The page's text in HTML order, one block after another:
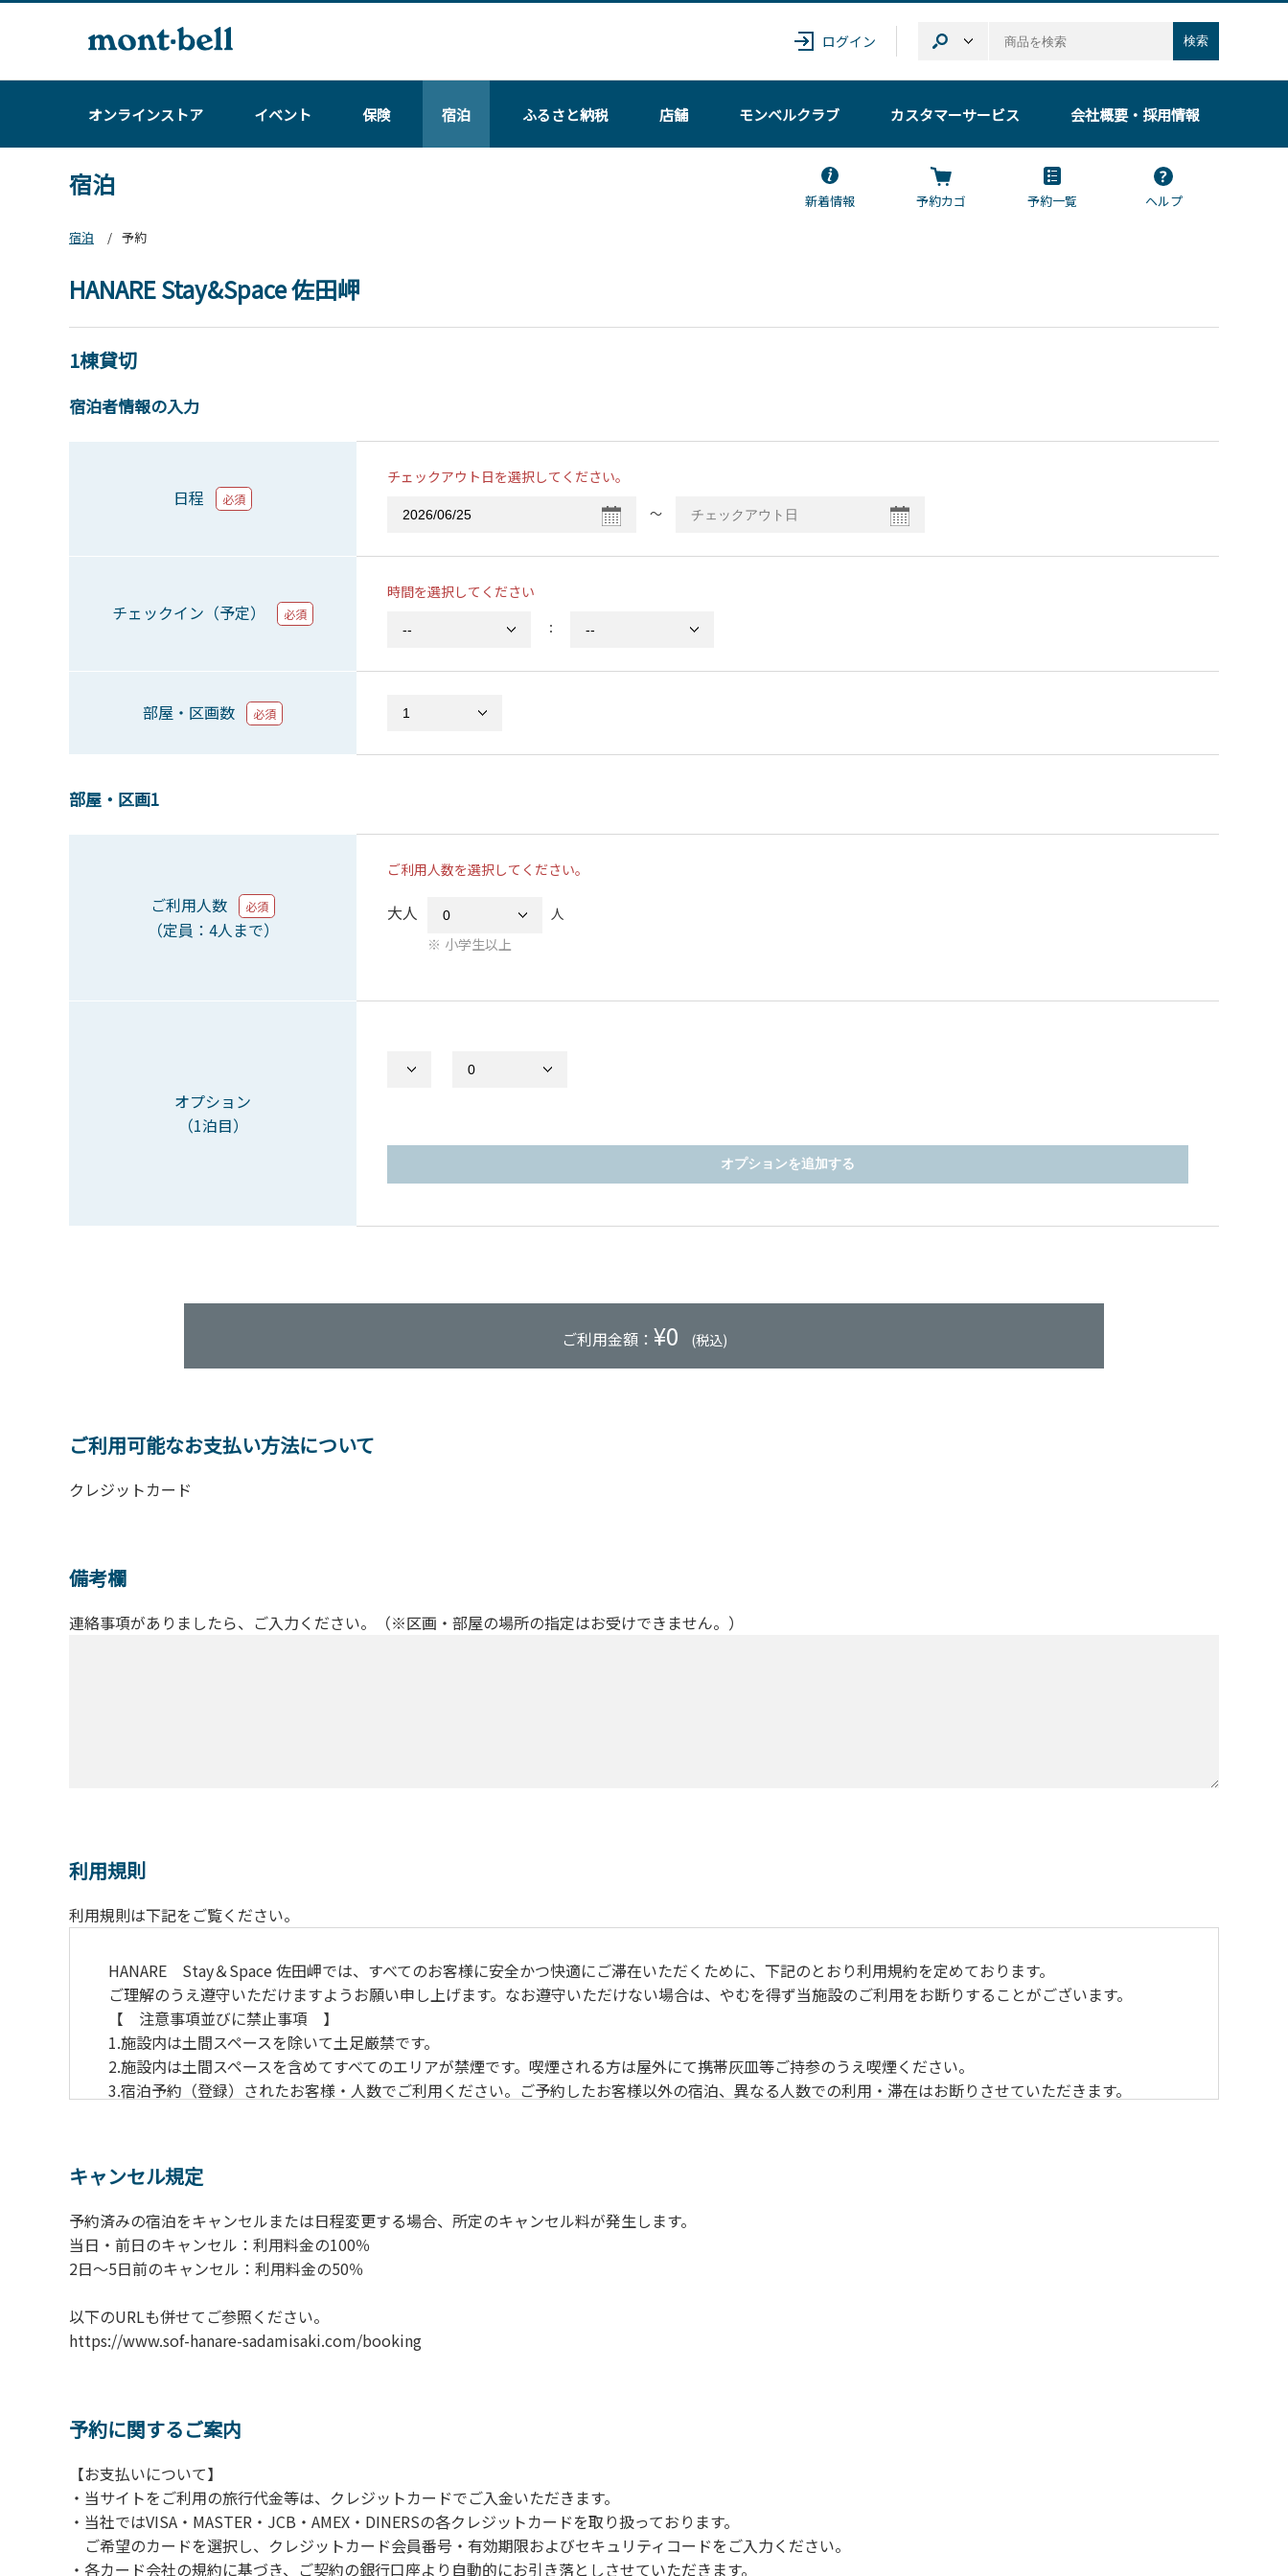
ログイン 検索
オンラインストア イベント 保険 宿泊 ふるさと納税 店舗 モンベルクラブ カスタマーサービス 会社概要・採用情報
宿泊
新着情報 予約カゴ 予約一覧
ヘルプ
宿泊
予約
HANARE Stay&Space 佐田岬
1棟貸切
宿泊者情報の入力
日程 必須
チェックアウト日を選択してください。
〜
チェックイン（予定） 必須
時間を選択してください
：
部屋・区画数 必須
部屋・区画1
ご利用人数 必須
（定員：4人まで）
ご利用人数を選択してください。
大人
人
小学生以上
オプション
（1泊目）
オプションを追加する
ご利用金額： ¥0 (税込)
ご利用可能なお支払い方法について
クレジットカード
備考欄
連絡事項がありましたら、ご入力ください。（※区画・部屋の場所の指定はお受けできません。）
利用規則
利用規則は下記をご覧ください。
HANARE Stay＆Space 佐田岬では、すべてのお客様に安全かつ快適にご滞在いただくために、下記のとおり利用規約を定めております。
ご理解のうえ遵守いただけますようお願い申し上げます。なお遵守いただけない場合は、やむを得ず当施設のご利用をお断りすることがございます。
【 注意事項並びに禁止事項 】
1.施設内は土間スペースを除いて土足厳禁です。
2.施設内は土間スペースを含めてすべてのエリアが禁煙です。喫煙される方は屋外にて携帯灰皿等ご持参のうえ喫煙ください。
3.宿泊予約（登録）されたお客様・人数でご利用ください。ご予約したお客様以外の宿泊、異なる人数での利用・滞在はお断りさせていただきます。
6.敷地内の地面での直火によるBBQ等はご遠慮願います。
7.BBQ及び焚火台の利用後は炭の鎮火の確認は必ずお願いいたします。
8.施設内外で騒ぎたてることは固く禁止させていただきます。
キャンセル規定
予約済みの宿泊をキャンセルまたは日程変更する場合、所定のキャンセル料が発生します。
当日・前日のキャンセル：利用料金の100％
​2日～5日前のキャンセル：利用料金の50％
以下のURLも併せてご参照ください。
https://www.sof-hanare-sadamisaki.com/booking
予約に関するご案内
【お支払いについて】
・当サイトをご利用の旅行代金等は、クレジットカードでご入金いただきます。
・当社ではVISA・MASTER・JCB・AMEX・DINERSの各クレジットカードを取り扱っております。
ご希望のカードを選択し、クレジットカード会員番号・有効期限およびセキュリティコードをご入力ください。
・各カード会社の規約に基づき、ご契約の銀行口座より自動的にお引き落としさせていただきます。